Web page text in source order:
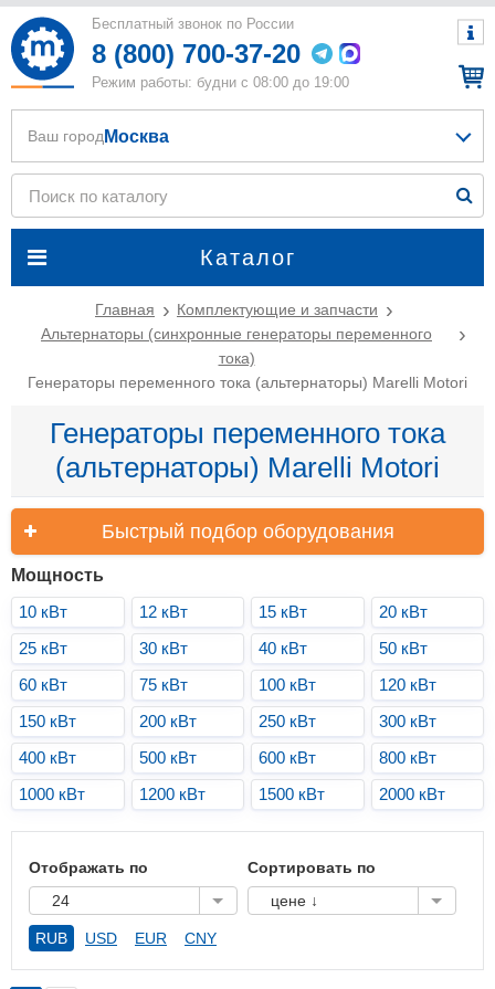
Бесплатный звонок по России
8 (800) 700-37-20
Режим работы: будни с 08:00 до 19:00
Каталог
Ваш город Москва
Главная
Комплектующие и запчасти
Альтернаторы (синхронные генераторы переменного
тока)
Генераторы переменного тока (альтернаторы) Marelli Motori
Генераторы переменного тока
(альтернаторы) Marelli Motori
Быстрый подбор оборудования
Мощность
10 кВт
12 кВт 15 кВт
20 кВт
25 кВт
30 кВт 40 кВт
50 кВт
60 кВт
75 кВт 100 кВт
120 кВт
150 кВт
200 кВт 250 кВт
300 кВт
400 кВт
500 кВт 600 кВт
800 кВт
1000 кВт
1200 кВт 1500 кВт 2000 кВт
Отображать по
24
Сортировать по
цене ↓
RUB USD EUR CNY